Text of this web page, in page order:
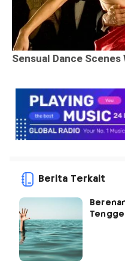
Berita Terkait